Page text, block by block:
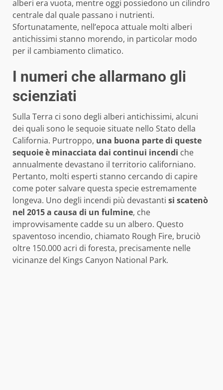
alberi era vuota, mentre oggi possiedono un cilindro
centrale dal quale passano i nutrienti.
Sfortunatamente, nell’epoca attuale molti alberi
antichissimi stanno morendo, in particolar modo
per il cambiamento climatico.
I numeri che allarmano gli
scienziati
Sulla Terra ci sono degli alberi antichissimi, alcuni
dei quali sono le sequoie situate nello Stato della
California. Purtroppo, una buona parte di queste
sequoie è minacciata dai continui incendi che
annualmente devastano il territorio californiano.
Pertanto, molti esperti stanno cercando di capire
come poter salvare questa specie estremamente
longeva. Uno degli incendi più devastanti si scatenò
nel 2015 a causa di un fulmine, che
improvvisamente cadde su un albero. Questo
spaventoso incendio, chiamato Rough Fire, bruciò
oltre 150.000 acri di foresta, precisamente nelle
vicinanze del Kings Canyon National Park.